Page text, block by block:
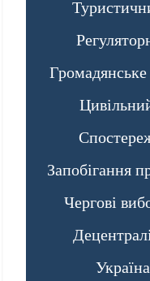
Громадянське
Запобігання
Чергові